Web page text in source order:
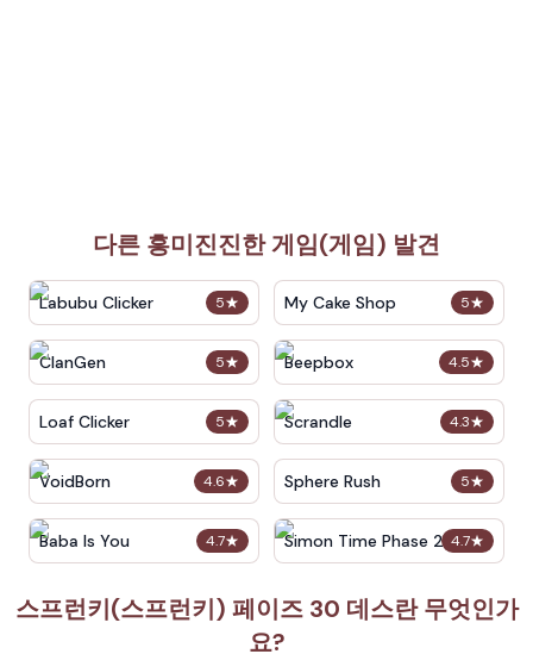
다른 흥미진진한 게임(게임) 발견
5★
Labubu Clicker 5★
My Cake Shop
5★
ClanGen 4.5★
Beepbox
5★
Loaf Clicker 4.3★
Scrandle
4.6★
VoidBorn 5★
Sphere Rush
4.7★
Baba Is You 4.7★
Simon Time Phase 2
스프런키(스프런키) 페이즈 30 데스란 무엇인가
요?